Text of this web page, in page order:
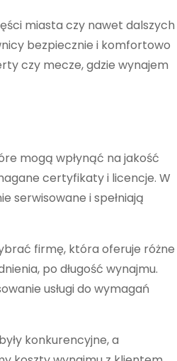
miasta czy nawet dalszych
bezpiecznie i komfortowo
czy mecze, gdzie wynajem
mogą wpłynąć na jakość
certyfikaty i licencje. W
serwisowane i spełniają
firmę, która oferuje różne
po długość wynajmu.
usługi do wymagań
konkurencyjne, a